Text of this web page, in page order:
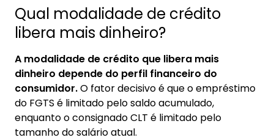
Qual modalidade de crédito
libera mais dinheiro?
A modalidade de crédito que libera mais
dinheiro depende do perfil financeiro do
consumidor.O fator decisivo é que o empréstimo
do FGTS é limitado pelo saldo acumulado,
enquanto o consignado CLT é limitado pelo
tamanho do salário atual.